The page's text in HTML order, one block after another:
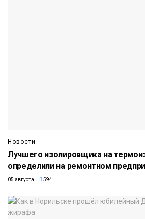
Новости
Лучшего изолировщика на
определили на ремонтном
05 августа 594